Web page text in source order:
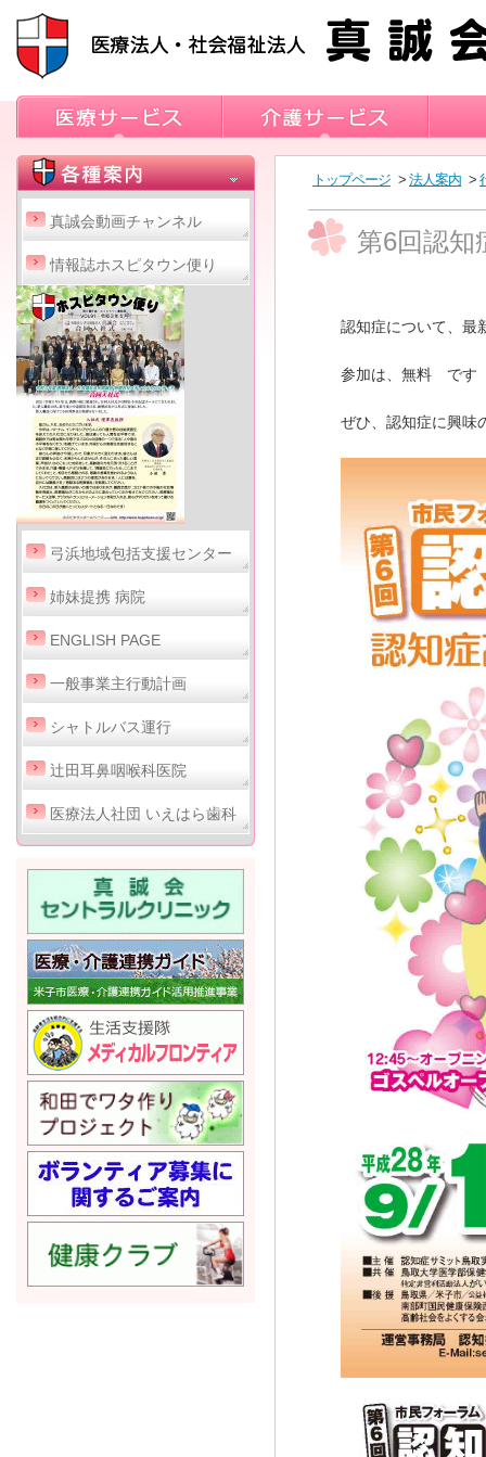
真誠会動画チャンネル
情報誌ホスピタウン便り
弓浜地域包括支援センター
姉妹提携 病院
ENGLISH PAGE
一般事業主行動計画
シャトルバス運行
辻田耳鼻咽喉科医院
医療法人社団 いえはら歯科
トップページ > 法人案内 >
第6回認知
認知症について、最
参加は、無料 です
ぜひ、認知症に興